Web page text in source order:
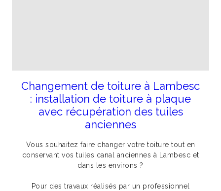
Changement de toiture à Lambesc
: installation de toiture à plaque
avec récupération des tuiles
anciennes
Vous souhaitez faire changer votre toiture tout en
conservant vos tuiles canal anciennes à Lambesc et
dans les environs ?
Pour des travaux réalisés par un professionnel